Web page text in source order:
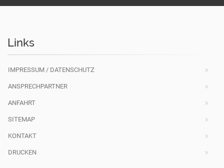
Links
IMPRESSUM / DATENSCHUTZ
ANSPRECHPARTNER
ANFAHRT
SITEMAP
KONTAKT
DRUCKEN